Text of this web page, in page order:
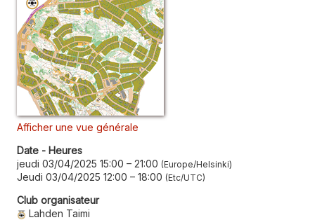
Afficher une vue générale
Date - Heures
jeudi 03/04/2025 15:00 – 21:00 Europe/Helsinki
Jeudi 03/04/2025 12:00 – 18:00 Etc/UTC
Club organisateur
Lahden Taimi